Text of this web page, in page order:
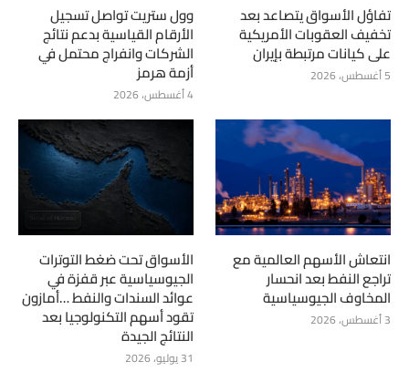
تفاؤل الأسواق يتصاعد بعد
تخفيف العقوبات الأمريكية
على كيانات مرتبطة بإيران
5 أغسطس، 2026
وول ستريت تواصل تسجيل
الأرقام القياسية بدعم نتائج
الشركات وانفراج محتمل في
أزمة هرمز
4 أغسطس، 2026
انتعاش الأسهم العالمية مع
تراجع النفط بعد انحسار
المخاوف الجيوسياسية
3 أغسطس، 2026
الأسواق تحت ضغط التوترات
الجيوسياسية عبر قفزة في
عوائد السندات والنفط …أمازون
تقود أسهم التكنولوجيا بعد
النتائج الجيدة
31 يوليو، 2026